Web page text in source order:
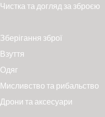
Чистка та догляд за зброєю
Зберігання зброї
Взуття
Одяг
Мисливство та рибальство
Дрони та аксесуари